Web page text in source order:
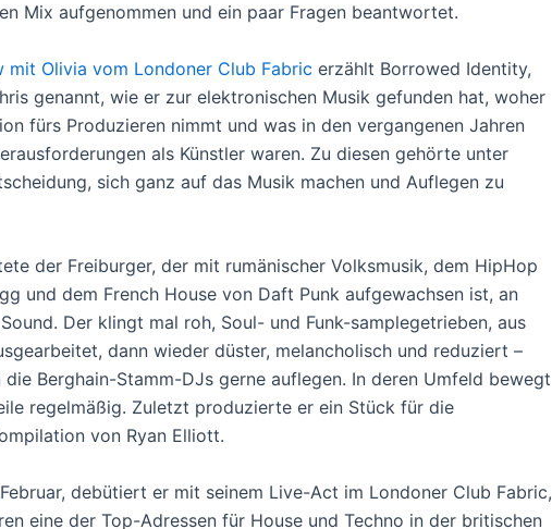
Mix aufgenommen und ein paar Fragen beantwortet.
mit Olivia vom Londoner Club Fabric erzählt Borrowed Identity,
genannt, wie er zur elektronischen Musik gefunden hat, woher
fürs Produzieren nimmt und was in den vergangenen Jahren
als Künstler waren. Zu diesen gehörte unter
sich ganz auf das Musik machen und Auflegen zu
der Freiburger, der mit rumänischer Volksmusik, dem HipHop
und dem French House von Daft Punk aufgewachsen ist, an
Der klingt mal roh, Soul- und Funk-samplegetrieben, aus
dann wieder düster, melancholisch und reduziert –
Berghain-Stamm-DJs gerne auflegen. In deren Umfeld bewegt
regelmäßig. Zuletzt produzierte er ein Stück für die
von Ryan Elliott.
debütiert er mit seinem Live-Act im Londoner Club Fabric,
eine der Top-Adressen für House und Techno in der britischen